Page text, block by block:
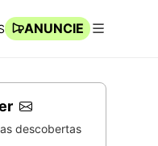
ANUNCIE
descobertas